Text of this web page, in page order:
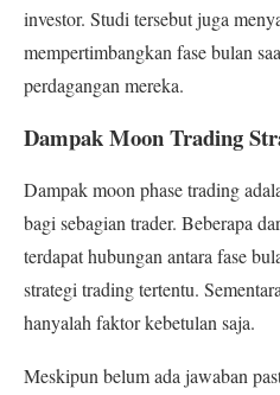
investor. Studi tersebut juga
mempertimbangkan fase bulan
perdagangan mereka.
Dampak Moon Trading
Dampak moon phase trading
bagi sebagian trader. Beberapa
terdapat hubungan antara fase
strategi trading tertentu.
hanyalah faktor kebetulan saja.
Meskipun belum ada jawaban